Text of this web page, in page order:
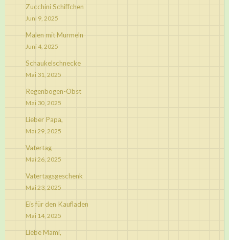
Zucchini Schiffchen
Juni 9, 2025
Malen mit Murmeln
Juni 4, 2025
Schaukelschnecke
Mai 31, 2025
Regenbogen-Obst
Mai 30, 2025
Lieber Papa,
Mai 29, 2025
Vatertag
Mai 26, 2025
Vatertagsgeschenk
Mai 23, 2025
Eis für den Kaufladen
Mai 14, 2025
Liebe Mami,